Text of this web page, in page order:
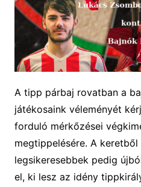
A tipp párbaj rovatban a
játékosaink véleményét
forduló mérkőzései
megtippelésére. A
legsikeresebbek pedig
el, ki lesz az idény